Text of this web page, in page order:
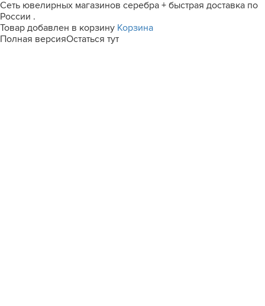
Сеть ювелирных магазинов серебра + быстрая доставка по
России .
Товар добавлен в корзину Корзина
Полная версияОстаться тут